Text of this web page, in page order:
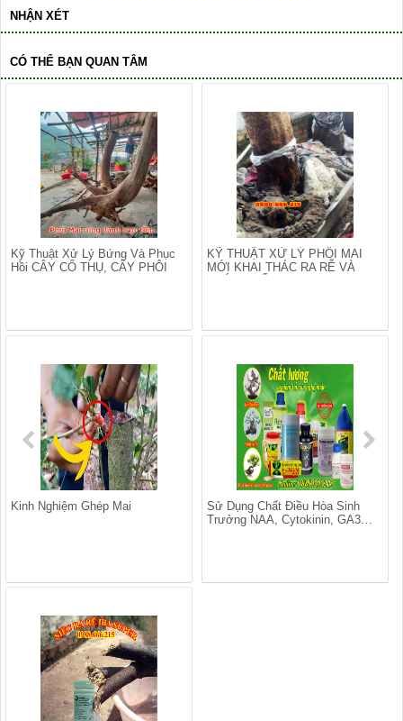
NHẬN XÉT
CÓ THỂ BẠN QUAN TÂM
Kỹ Thuật Xử Lý Bứng Và Phục
Hồi CÂY CỔ THỤ, CÂY PHÔI
KỸ THUẬT XỬ LÝ PHÔI MAI
MỚI KHAI THÁC RA RỄ VÀ
Kinh Nghiệm Ghép Mai
Sử Dụng Chất Điều Hòa Sinh
Trưởng NAA, Cytokinin, GA3…